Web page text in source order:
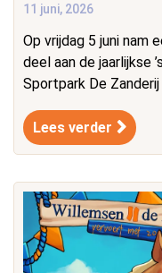
11 juni, 2026
Op vrijdag 5 juni nam
deel aan de jaarlijkse
Sportpark De Zanderij
Lees verder